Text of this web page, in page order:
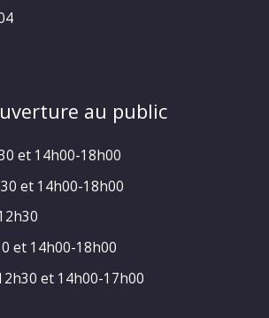
au public
et 14h00-18h00
et 14h00-18h00
et 14h00-18h00
et 14h00-17h00